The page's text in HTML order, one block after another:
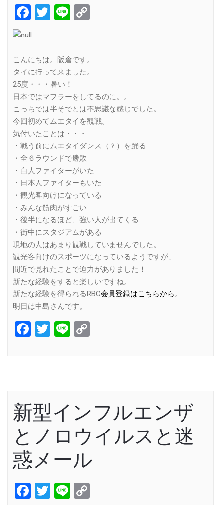
Facebook
Twitter
Line
こんにちは。阪倉です。
タイに行って来ました。
25度・・・暑い！
日本ではマフラーをしてるのに。。
こっちでは半そでとは不思議な感じでした。
今回初めてムエタイを観戦。
気付いたことは・・・
・戦う前にムエタイダンス（？）を踊る
・全６ラウンドで勝敗
・白人ファイターがいた
・日本人ファイターもいた
・観光客向けになっている
・みんな筋肉がすごい
・後半になるほど、強い人が出てくる
・街中にスタジアムがある
現地の人はあまり観戦していませんでした。
観光客向けのスポーツになっているようですが、
間近で見れたことで迫力がありました！
新たな経験をすると楽しいですね。
新たな経験を得られるRBC会員登録はこちらから。
明日は中島さんです。
Facebook
Twitter
Line
新型インフルエンザ
とノロウイルスと迷
惑メール
Facebook
Twitter
Line